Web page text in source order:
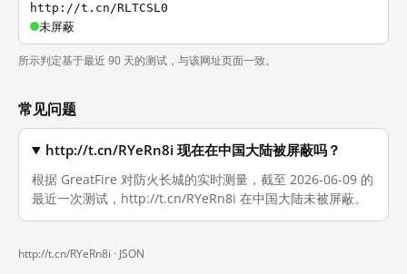
http://t.cn/RLTCSL0
未屏蔽
所示判定基于最近 90 天的测试，与该网址页面一致。
常见问题
http://t.cn/RYeRn8i 现在在中国大陆被屏蔽吗？
根据 GreatFire 对防火长城的实时测量，截至 2026-06-09 的
最近一次测试，http://t.cn/RYeRn8i 在中国大陆未被屏蔽。
http://t.cn/RYeRn8i · JSON